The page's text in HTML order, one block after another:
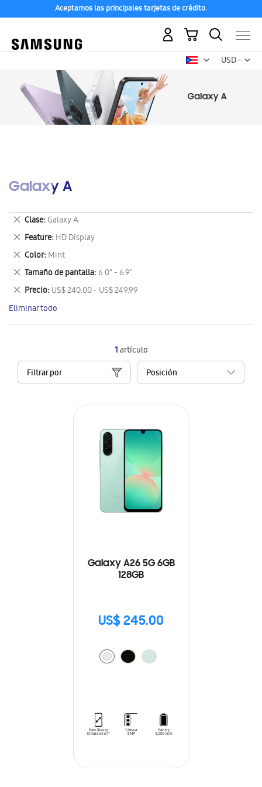
Aceptamos las principales tarjetas de crédito.
USD -
dólar
Mi carrito
Galaxy A
1artículo
Filtrar por
Galaxy A26 5G 6GB
128GB
US$ 245.00
Clase Galaxy A
Eliminar
este
artículo
Feature HD Display
Eliminar
este
artículo
Color Mint
Eliminar
este
artículo
Tamaño de pantalla 6.0" - 6.9"
Eliminar
este
artículo
Precio US$ 240.00 - US$ 249.99
Eliminar
este
artículo
Eliminar todo